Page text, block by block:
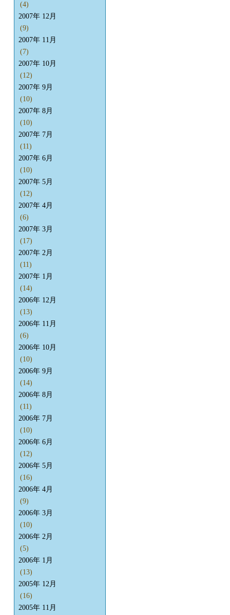
(4)
2007年 12月
(9)
2007年 11月
(7)
2007年 10月
(12)
2007年 9月
(10)
2007年 8月
(10)
2007年 7月
(11)
2007年 6月
(10)
2007年 5月
(12)
2007年 4月
(6)
2007年 3月
(17)
2007年 2月
(11)
2007年 1月
(14)
2006年 12月
(13)
2006年 11月
(6)
2006年 10月
(10)
2006年 9月
(14)
2006年 8月
(11)
2006年 7月
(10)
2006年 6月
(12)
2006年 5月
(16)
2006年 4月
(9)
2006年 3月
(10)
2006年 2月
(5)
2006年 1月
(13)
2005年 12月
(16)
2005年 11月